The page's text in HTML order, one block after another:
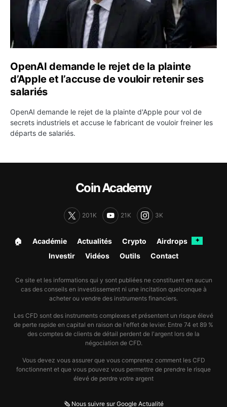
OpenAI demande le rejet de la plainte
d’Apple et l’accuse de vouloir retenir ses
salariés
OpenAI demande le rejet de la plainte d'Apple pour vol de
secrets industriels et accuse le fabricant de vouloir freiner les
départs de salariés.
Coin Academy
201K 21K 3K
🏠︎ Académie Actualités Crypto Airdrops ✦
Investir Vidéos Outils Contact
Ce site et les informations qui y sont publiées ne constituent en aucun
cas des conseils en investissement ni une incitation quelconque à
acheter ou vendre des instruments financiers.
Les CFD sont des instruments complexes et présentent un risque élevé
de perte rapide en capital en raison de l'effet de levier. Entre 74 et 89 %
des comptes de clients de détail perdent de l'argent lors de la
négociation de CFD.
Vous devez vous assurer que vous comprenez comment les CFD
fonctionnent et que vous pouvez vous permettre de prendre le risque
élevé de perdre votre argent
🗞️ Nous suivre sur Google Actualité